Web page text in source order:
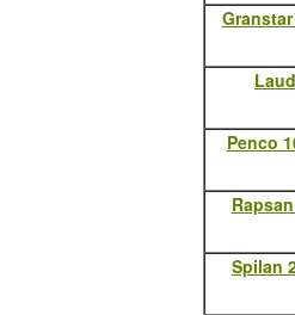
Penco
Spilan